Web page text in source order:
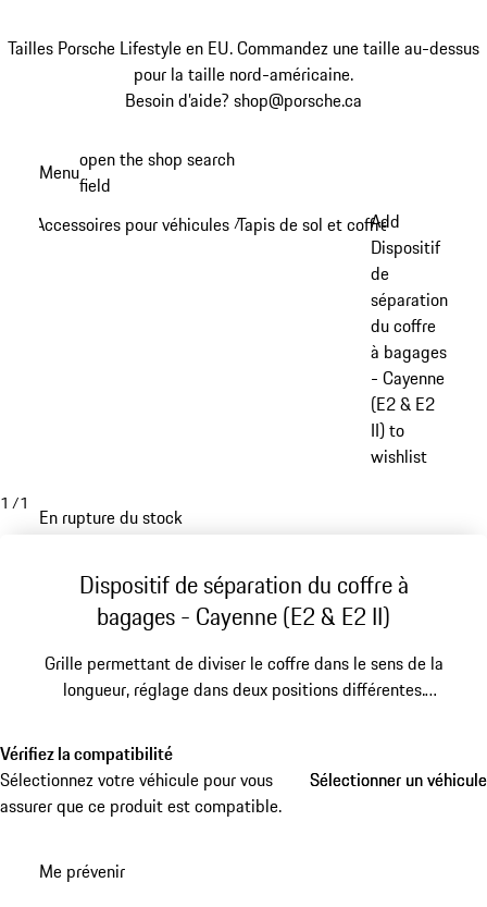
Tailles Porsche Lifestyle en EU. Commandez une taille au-dessus
pour la taille nord-américaine.
Besoin d’aide? shop@porsche.ca
principal
Menuopen the shop search
field
Accessoires pour véhicules /Tapis de sol et coffre à bagages
Add
Dispositif
de
séparation
du coffre
à bagages
- Cayenne
(E2 & E2
II) to
wishlist
1 /1
En rupture du stock
Dispositif de séparation du coffre à
bagages - Cayenne (E2 & E2 II)
Grille permettant de diviser le coffre dans le sens de la
longueur, réglage dans deux positions différentes.
Vérifiez la compatibilité
Sélectionnez votre véhicule pour vous
assurer que ce produit est compatible.
Sélectionner un véhicule
Sélectionner un véhicule
Me prévenir